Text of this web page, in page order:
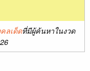
ลเด็ดที่มีผู้ค้นหาในงวด